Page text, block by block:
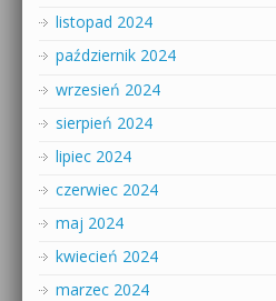
listopad 2024
październik 2024
wrzesień 2024
sierpień 2024
lipiec 2024
czerwiec 2024
maj 2024
kwiecień 2024
marzec 2024